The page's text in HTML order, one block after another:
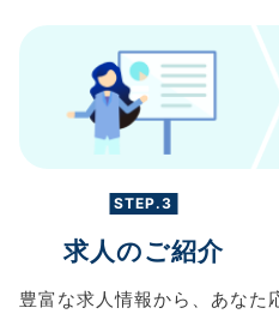
STEP.3
求人のご紹介
豊富な求人情報から、 あなた